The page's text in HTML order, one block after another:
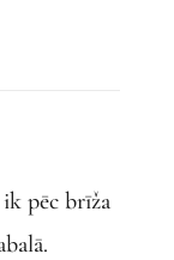
pēc brīža